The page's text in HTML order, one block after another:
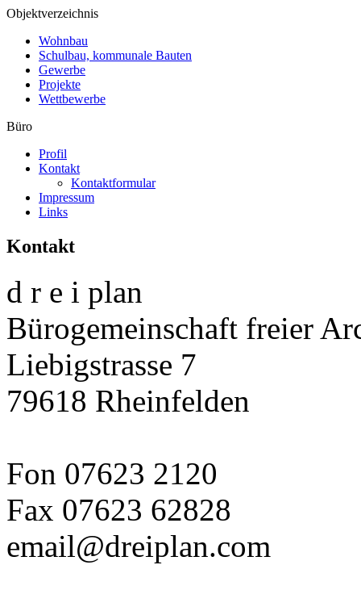
Objektverzeichnis
Wohnbau
Schulbau, kommunale Bauten
Gewerbe
Projekte
Wettbewerbe
Büro
Profil
Kontakt
Kontaktformular
Impressum
Links
Kontakt
d r e i plan
Bürogemeinschaft freier
Liebigstrasse 7
79618 Rheinfelden
Fon 07623 2120
Fax 07623 62828
email@dreiplan.com